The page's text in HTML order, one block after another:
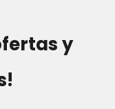
y